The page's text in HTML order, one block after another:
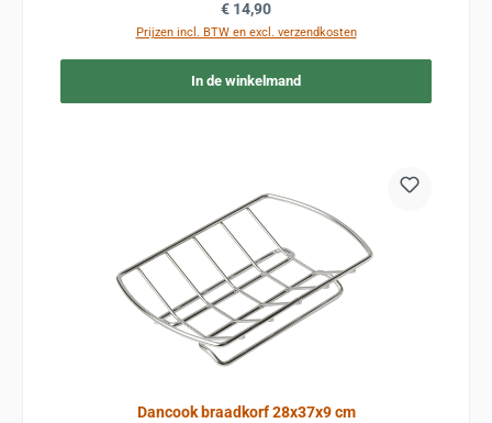
Normale prijs:
€ 14,90
Prijzen incl. BTW en excl. verzendkosten
In de winkelmand
Dancook braadkorf 28x37x9 cm